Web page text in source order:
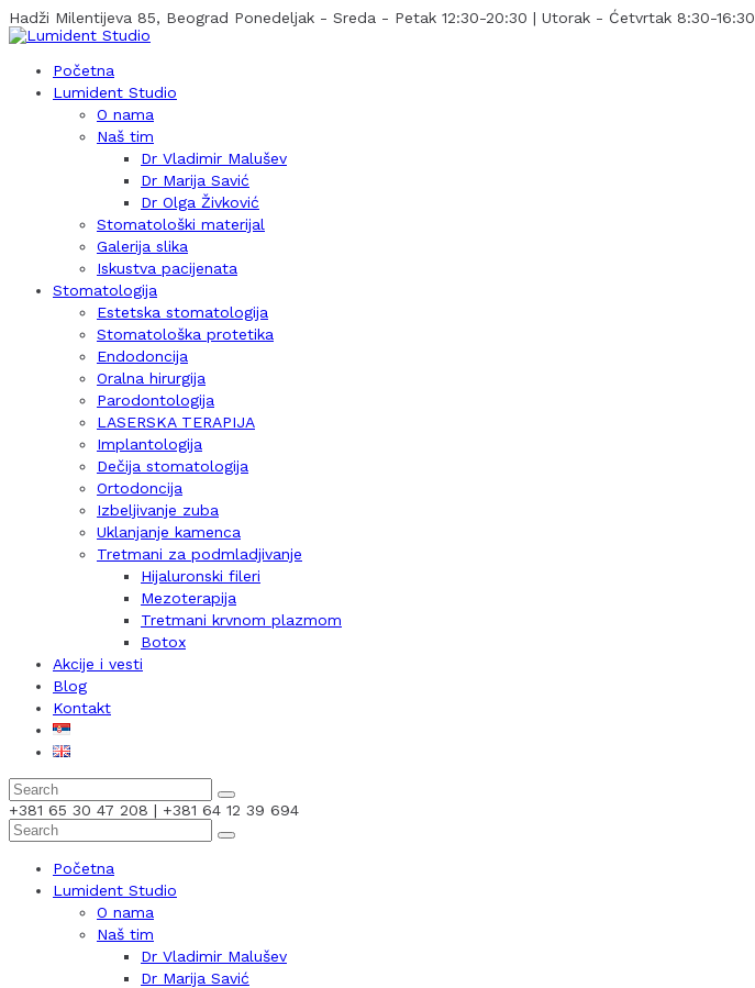
Hadži Milentijeva 85, Beograd Ponedeljak - Sreda - Petak 12:30-20:30 | Utorak - Ćetvrtak 8:30-16:30
Početna
Lumident Studio
O nama
Naš tim
Dr Vladimir Malušev
Dr Marija Savić
Dr Olga Živković
Stomatološki materijal
Galerija slika
Iskustva pacijenata
Stomatologija
Estetska stomatologija
Stomatološka protetika
Endodoncija
Oralna hirurgija
Parodontologija
LASERSKA TERAPIJA
Implantologija
Dečija stomatologija
Ortodoncija
Izbeljivanje zuba
Uklanjanje kamenca
Tretmani za podmladjivanje
Hijaluronski fileri
Mezoterapija
Tretmani krvnom plazmom
Botox
Akcije i vesti
Blog
Kontakt
+381 65 30 47 208 | +381 64 12 39 694
Početna
Lumident Studio
O nama
Naš tim
Dr Vladimir Malušev
Dr Marija Savić